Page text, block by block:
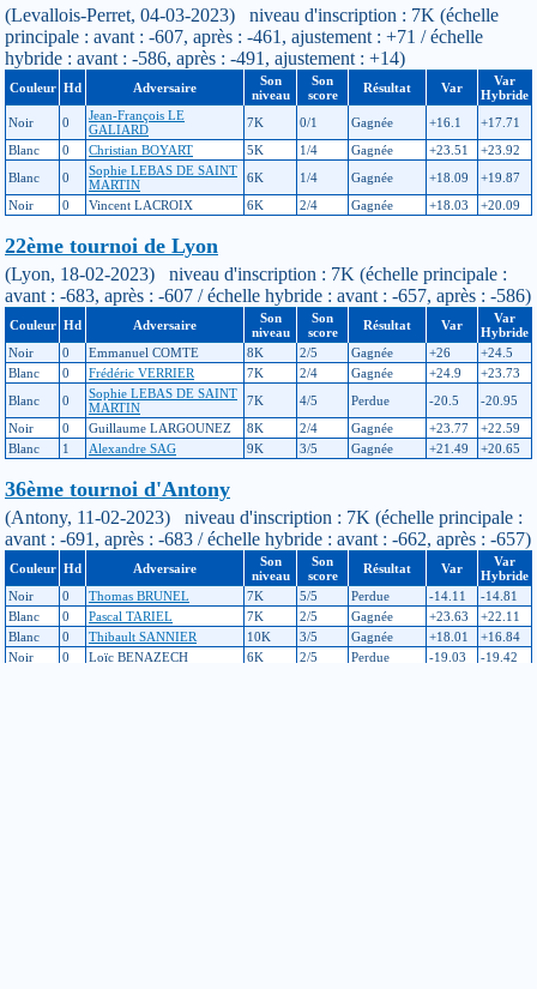
(Levallois-Perret, 04-03-2023) niveau d'inscription : 7K (échelle
principale : avant : -607, après : -461, ajustement : +71 / échelle
hybride : avant : -586, après : -491, ajustement : +14)
Couleur Hd Adversaire
Son
niveau
Son
score
Résultat Var
Var
Hybride
Noir
0
Jean-François LE
GALIARD
7K 0/1 Gagnée +16.1
+17.71
Blanc
0 Christian BOYART 5K 1/4 Gagnée +23.51
+23.92
Blanc
0
Sophie LEBAS DE SAINT
MARTIN
6K 1/4 Gagnée +18.09
+19.87
Noir
0 Vincent LACROIX 6K 2/4 Gagnée +18.03 +20.09
22ème tournoi de Lyon
(Lyon, 18-02-2023) niveau d'inscription : 7K (échelle principale :
avant : -683, après : -607 / échelle hybride : avant : -657, après : -586)
Couleur Hd Adversaire
Son
niveau
Son
score
Résultat Var
Var
Hybride
Noir
0 Emmanuel COMTE 8K 2/5 Gagnée +26
+24.5
Blanc
0 Frédéric VERRIER 7K 2/4 Gagnée +24.9
+23.73
Blanc
0
Sophie LEBAS DE SAINT
MARTIN
7K 4/5 Perdue -20.5
-20.95
Noir
0 Guillaume LARGOUNEZ 8K 2/4 Gagnée +23.77
+22.59
Blanc
1 Alexandre SAG 9K 3/5 Gagnée +21.49 +20.65
36ème tournoi d'Antony
(Antony, 11-02-2023) niveau d'inscription : 7K (échelle principale :
avant : -691, après : -683 / échelle hybride : avant : -662, après : -657)
Couleur Hd Adversaire
Son
niveau
Son
score
Résultat Var
Var
Hybride
Noir
0 Thomas BRUNEL 7K 5/5 Perdue -14.11
-14.81
Blanc
0 Pascal TARIEL 7K 2/5 Gagnée +23.63
+22.11
Blanc
0 Thibault SANNIER 10K 3/5 Gagnée +18.01
+16.84
Noir
0 Loïc BENAZECH 6K 2/5 Perdue -19.03 -19.42